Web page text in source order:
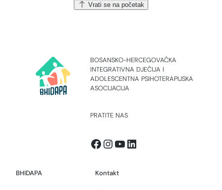
Vrati se na početak
BOSANSKO-HERCEGOVAČKA
INTEGRATIVNA DJEČIJA I
ADOLESCENTNA PSIHOTERAPIJSKA
ASOCIJACIJA
PRATITE NAS
Facebook
Instagram
YouTube
LinkedIn
BHIDAPA Kontakt